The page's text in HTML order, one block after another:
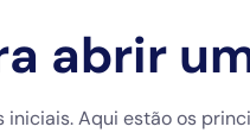
abrir
iniciais. Aqui estão os